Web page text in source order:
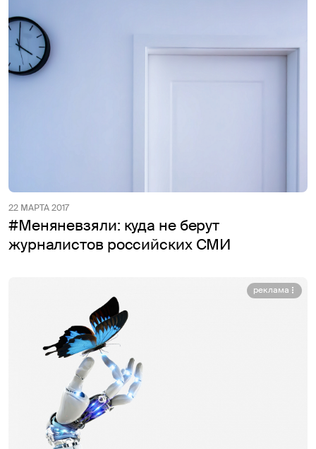
22 МАРТА 2017
#Меняневзяли: куда не берут
журналистов российских СМИ
реклама